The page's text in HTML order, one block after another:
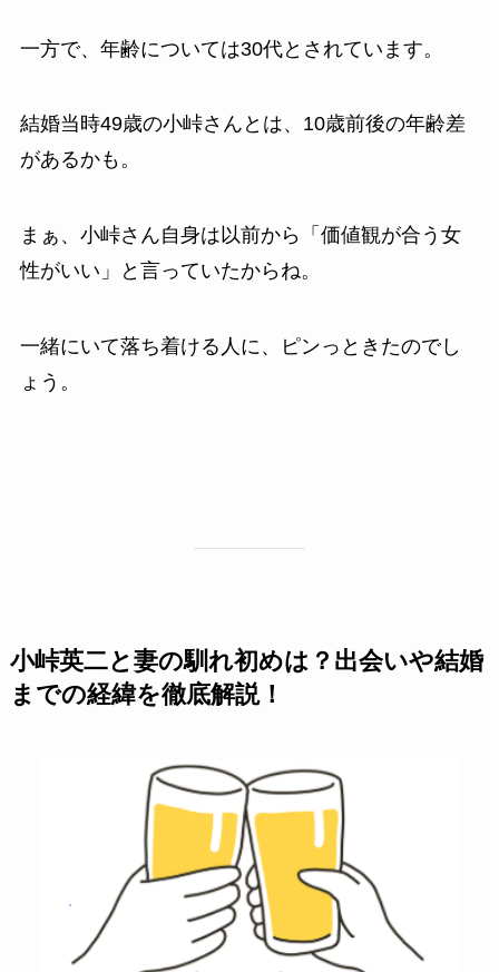
一方で、年齢については30代とされています。
結婚当時49歳の小峠さんとは、10歳前後の年齢差
があるかも。
まぁ、小峠さん自身は以前から「価値観が合う女
性がいい」と言っていたからね。
一緒にいて落ち着ける人に、ピンっときたのでし
ょう。
小峠英二と妻の馴れ初めは？出会いや結婚
までの経緯を徹底解説！